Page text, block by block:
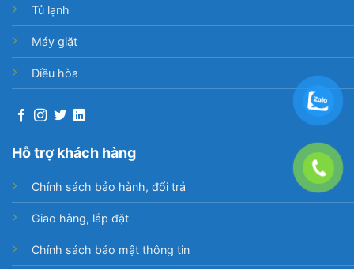
Tủ lạnh
Máy giặt
Điều hòa
Hỗ trợ khách hàng
Chính sách bảo hành, đổi trả
Giao hàng, lắp đặt
Chính sách bảo mật thông tin